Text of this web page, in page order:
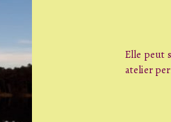
Elle peut
atelier